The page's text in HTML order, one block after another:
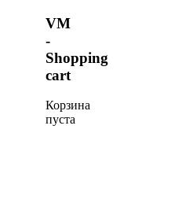
VM
-
Shopping
cart
Корзина
пуста